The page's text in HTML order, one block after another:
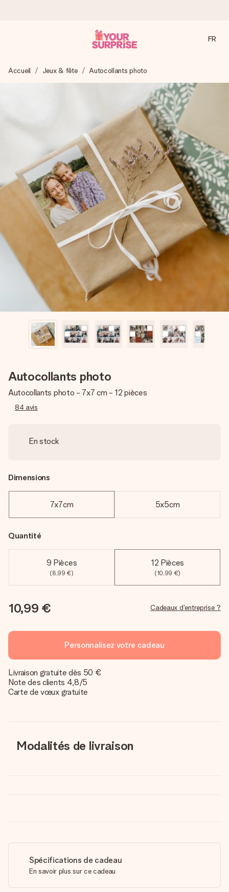
Nous préparons votre cadeau avec attention et l’envoyons
en un éclair – pour que vous puissiez l’offrir au bon moment,
4,9 (sur la base de +15 000 avis)
Nos cadeaux sont appréciés. Les clients nous attribuent
une note de 4,9 sur Google Reviews (total de tous les
pays où nous sommes présents).
Carte de vœux gratuite
Créez quelque chose d’unique en quelques étapes – avec
son prénom, votre photo ou un message qui touche le cœur.
Sans complications, juste tout l’amour pour le moment idéal.
FR
Accueil Jeux & fête Autocollants photo
Autocollants photo
Autocollants photo - 7x7 cm - 12 pièces
84 avis
En stock
Dimensions
7x7cm 5x5cm
Quantité
9 Pièces
(8,99 €)
12 Pièces
(10,99 €)
10,99 € Cadeaux d'entreprise ?
Personnalisez votre cadeau
Livraison gratuite dès 50 €
Note des clients 4,8/5
Carte de vœux gratuite
Modalités de livraison
Spécifications de cadeau
En savoir plus sur ce cadeau